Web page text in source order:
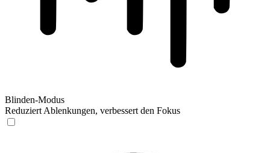
Blinden-Modus
Reduziert Ablenkungen, verbessert den Fokus